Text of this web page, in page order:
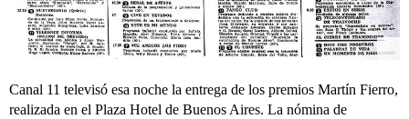
Canal 11 televisó esa noche la entrega de los premios Martín Fierro,
realizada en el Plaza Hotel de Buenos Aires. La nómina de